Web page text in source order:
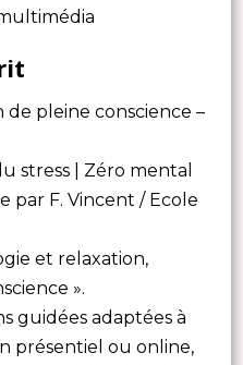
de pleine conscience –
stress | Zéro mental
par F. Vincent / Ecole
et relaxation,
».
guidées adaptées à
présentiel ou online,